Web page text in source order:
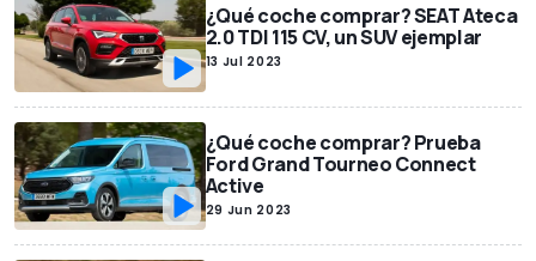
¿Qué coche comprar? SEAT Ateca
2.0 TDI 115 CV, un SUV ejemplar
13 Jul 2023
¿Qué coche comprar? Prueba
Ford Grand Tourneo Connect
Active
29 Jun 2023